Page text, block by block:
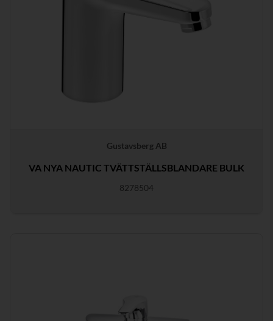
Gustavsberg AB
VA NYA NAUTIC TVÄTTSTÄLLSBLANDARE BULK
8278504